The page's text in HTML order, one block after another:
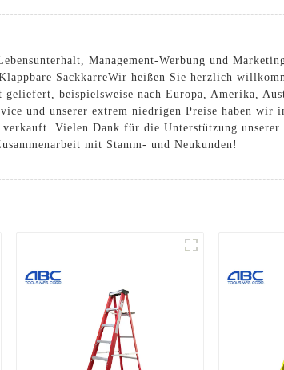
Management-Werbung und
SackkarreWir heißen Sie herzlich
beispielsweise nach Europa, Amerika,
und unserer extrem niedrigen Preise haben wir
Vielen Dank für die Unterstützung unserer
mit Stamm- und Neukunden!